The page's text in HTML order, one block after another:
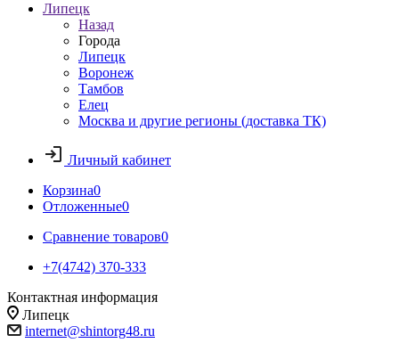
Липецк
Назад
Города
Липецк
Воронеж
Тамбов
Елец
Москва и другие регионы (доставка ТК)
Личный кабинет
Корзина0
Отложенные0
Сравнение товаров0
+7(4742) 370-333
Контактная информация
Липецк
internet@shintorg48.ru